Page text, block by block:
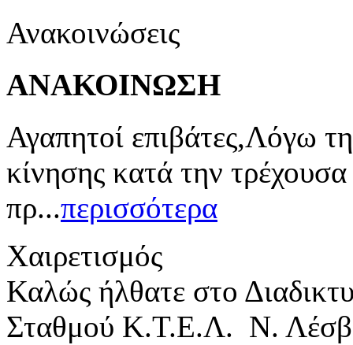
Ανακοινώσεις
ΑΝΑΚΟΙΝΩΣΗ
Αγαπητοί επιβάτες,Λόγω
κίνησης κατά την
πρ...περισσότερα
Χαιρετισμός
Καλώς ήλθατε στο
Σταθμού Κ.Τ.Ε.Λ. Ν.